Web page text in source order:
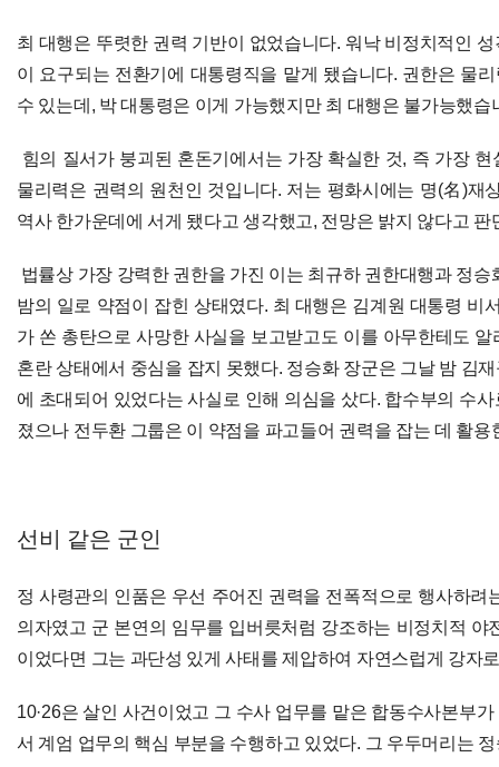
최 대행은 뚜렷한 권력 기반이 없었습니다. 워낙 비정치적인
이 요구되는 전환기에 대통령직을 맡게 됐습니다. 권한은 물
수 있는데, 박 대통령은 이게 가능했지만 최 대행은 불가능했습
힘의 질서가 붕괴된 혼돈기에서는 가장 확실한 것, 즉 가장
물리력은 권력의 원천인 것입니다. 저는 평화시에는 명(名)재
역사 한가운데에 서게 됐다고 생각했고, 전망은 밝지 않다고 판
법률상 가장 강력한 권한을 가진 이는 최규하 권한대행과 정
밤의 일로 약점이 잡힌 상태였다. 최 대행은 김계원 대통령 비
가 쏜 총탄으로 사망한 사실을 보고받고도 이를 아무한테도
혼란 상태에서 중심을 잡지 못했다. 정승화 장군은 그날 밤 김
에 초대되어 있었다는 사실로 인해 의심을 샀다. 합수부의 수
졌으나 전두환 그룹은 이 약점을 파고들어 권력을 잡는 데 활용
선비 같은 군인
정 사령관의 인품은 우선 주어진 권력을 전폭적으로 행사하려
의자였고 군 본연의 임무를 입버릇처럼 강조하는 비정치적 야
이었다면 그는 과단성 있게 사태를 제압하여 자연스럽게 강자
10·26은 살인 사건이었고 그 수사 업무를 맡은 합동수사본부
서 계엄 업무의 핵심 부분을 수행하고 있었다. 그 우두머리는